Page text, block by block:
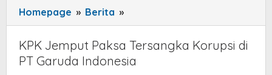
Homepage » Berita »
Jemput
Paksa
Tersangka
KPK Jemput Paksa Tersangka Korupsi di
PT Garuda Indonesia